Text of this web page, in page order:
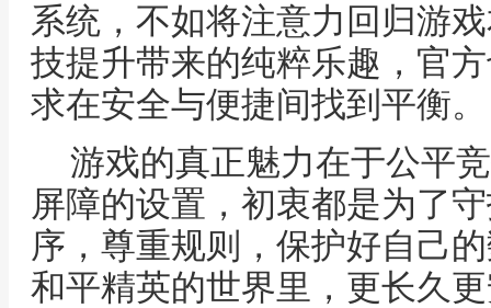
系统，不如将注意力回归游
技提升带来的纯粹乐趣，官
求在安全与便捷间找到平衡。
游戏的真正魅力在于公平
屏障的设置，初衷都是为了
序，尊重规则，保护好自己
和平精英的世界里，更长久